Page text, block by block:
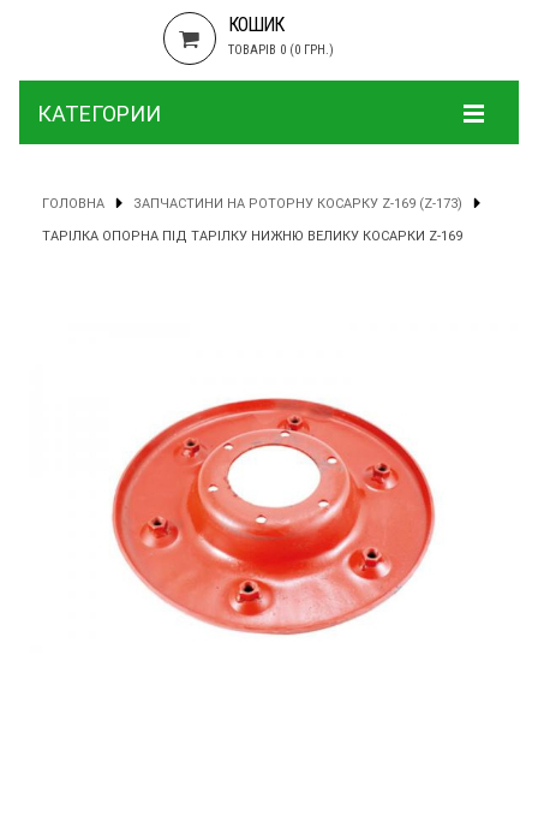
КОШИК
ТОВАРІВ 0 (0 ГРН.)
КАТЕГОРИИ
ГОЛОВНА ЗАПЧАСТИНИ НА РОТОРНУ КОСАРКУ Z-169 (Z-173)
ТАРІЛКА ОПОРНА ПІД ТАРІЛКУ НИЖНЮ ВЕЛИКУ КОСАРКИ Z-169